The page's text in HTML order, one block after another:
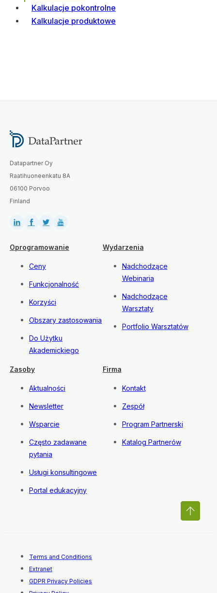
Kalkulacje pokontrolne
Kalkulacje produktowe
Datapartner Oy
Raatihuoneenkatu 8A
06100 Porvoo
Finland
Oprogramowanie
Ceny
Funkcjonalność
Korzyści
Obszary zastosowania
Do Użytku
Akademickiego
Wydarzenia
Nadchodzące
Webinaria
Nadchodzące
Warsztaty
Portfolio Warsztatów
Zasoby
Aktualności
Newsletter
Wsparcie
Często zadawane
pytania
Usługi konsultingowe
Portal edukacyjny
Firma
Kontakt
Zespół
Program Partnerski
Katalog Partnerów
Terms and Conditions
Extranet
GDPR Privacy Policies